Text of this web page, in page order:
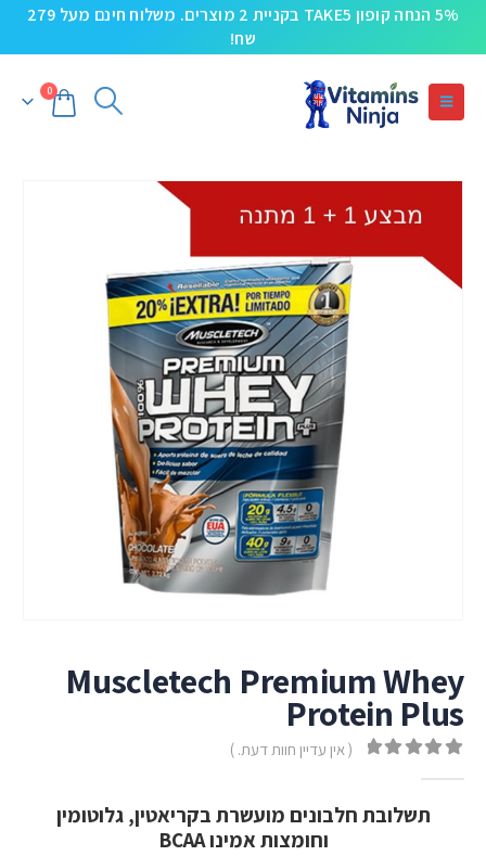
5% הנחה קופון TAKE5 בקניית 2 מוצרים. משלוח חינם מעל 279
שח!
0
Muscletech Premium Whey
Protein Plus
( אין עדיין חוות דעת. )
תשלובת חלבונים מועשרת בקריאטין, גלוטומין
וחומצות אמינו BCAA